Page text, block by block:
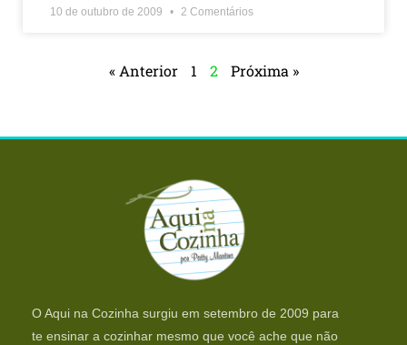
10 de outubro de 2009 2 Comentários
« Anterior 1 2 Próxima »
O Aqui na Cozinha surgiu em setembro de 2009 para
te ensinar a cozinhar mesmo que você ache que não